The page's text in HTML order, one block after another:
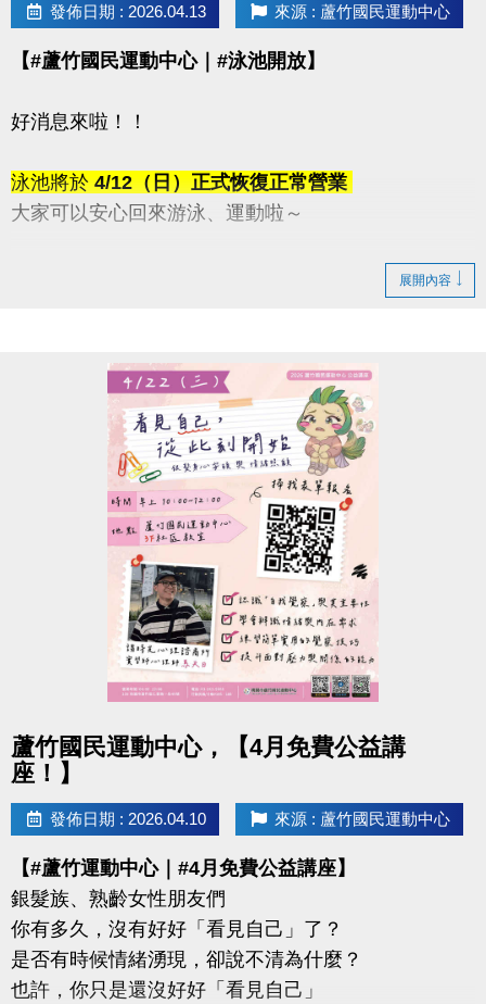
發佈日期 : 2026.04.13 來源 : 蘆竹國民運動中心
【#蘆竹國民運動中心｜#泳池開放】
好消息來啦！！
泳池將於4/12（日）正式恢復正常營業
大家可以安心回來游泳、運動啦～
-洽詢專線：03-2639066 #115、116
-官網 :
https://www.lzsports.com.tw/zh_TW/news/pageID/1/
-FB : 桃園市蘆竹國民運動中心
-IG : @luzhusports
展開內容
蘆竹國民運動中心，【4月免費公益講
座！】
發佈日期 : 2026.04.10 來源 : 蘆竹國民運動中心
【#蘆竹運動中心｜#4月免費公益講座】
銀髮族、熟齡女性朋友們
你有多久，沒有好好「看見自己」了？
是否有時候情緒湧現，卻說不清為什麼？
也許，你只是還沒好好「看見自己」